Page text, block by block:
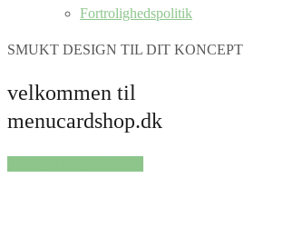
Fortrolighedspolitik
SMUKT DESIGN TIL DIT KONCEPT
velkommen til
menucardshop.dk